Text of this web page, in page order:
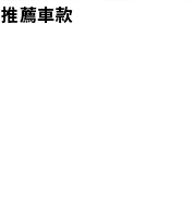
推薦車款